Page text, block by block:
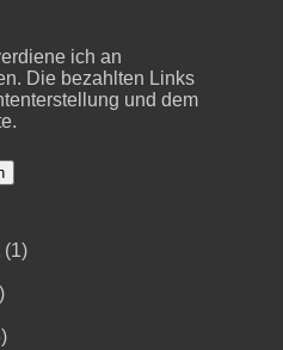
ich an
Die bezahlten Links
und dem
(1)